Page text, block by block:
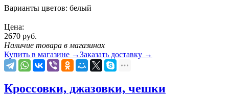
Варианты цветов: белый
Цена:
2670 руб.
Наличие товара в магазинах
Купить в магазине →Заказать доставку →
Кроссовки, джазовки, чешки